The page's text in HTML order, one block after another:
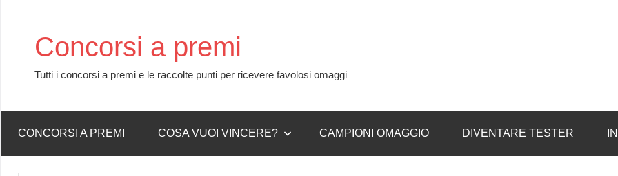
contentConcorsi a premi
Tutti i concorsi a premi e le raccolte punti per ricevere favolosi omaggi
CONCORSI A PREMI COSA VUOI VINCERE? CAMPIONI OMAGGIO DIVENTARE TESTER